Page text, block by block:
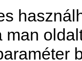
man